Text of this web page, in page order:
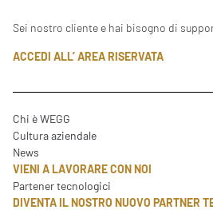
Sei nostro cliente e hai bisogno di
ACCEDI ALL’ AREA RISERVATA
Chi è WEGG
Cultura aziendale
News
VIENI A LAVORARE CON NOI
Partener tecnologici
DIVENTA IL NOSTRO NUOVO PARTNER